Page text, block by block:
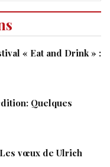
« Eat and Drink » :
Quelques
vœux de Ulrich